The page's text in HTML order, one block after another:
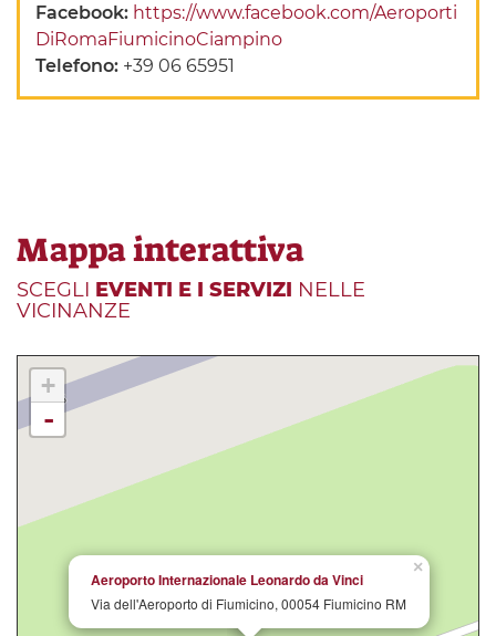
Facebook: https://www.facebook.com/Aeroporti
DiRomaFiumicinoCiampino
Telefono: +39 06 65951
Mappa interattiva
SCEGLI EVENTI E I SERVIZI NELLE
VICINANZE
×
Aeroporto Internazionale Leonardo da Vinci
Via dell'Aeroporto di Fiumicino, 00054 Fiumicino RM
+
-